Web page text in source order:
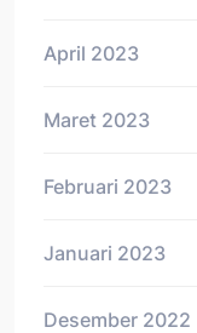
April 2023
Maret 2023
Februari 2023
Januari 2023
Desember 2022